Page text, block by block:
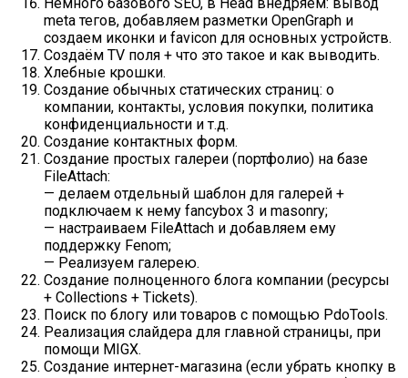
Немного базового SEO, в Head внедряем: вывод
meta тегов, добавляем разметки OpenGraph и
создаем иконки и favicon для основных устройств.
Создаём TV поля + что это такое и как выводить.
Хлебные крошки.
Создание обычных статических страниц: о
компании, контакты, условия покупки, политика
конфиденциальности и т.д.
Создание контактных форм.
Создание простых галереи (портфолио) на базе
FileAttach:
— делаем отдельный шаблон для галерей +
подключаем к нему fancybox 3 и masonry;
— настраиваем FileAttach и добавляем ему
поддержку Fenom;
— Реализуем галерею.
Создание полноценного блога компании (ресурсы
+ Collections + Tickets).
Поиск по блогу или товаров с помощью PdoTools.
Реализация слайдера для главной страницы, при
помощи MIGX.
Создание интернет-магазина (если убрать кнопку в